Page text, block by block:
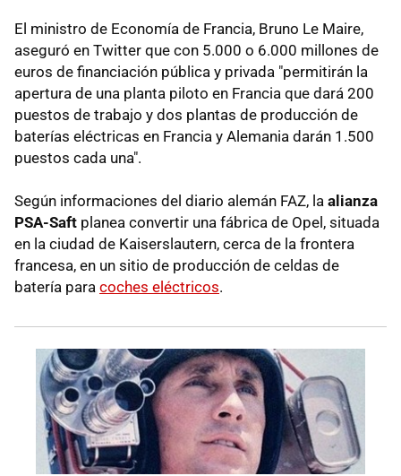
El ministro de Economía de Francia, Bruno Le Maire,
aseguró en Twitter que con 5.000 o 6.000 millones de
euros de financiación pública y privada "permitirán la
apertura de una planta piloto en Francia que dará 200
puestos de trabajo y dos plantas de producción de
baterías eléctricas en Francia y Alemania darán 1.500
puestos cada una".
Según informaciones del diario alemán FAZ, la alianza
PSA-Saft planea convertir una fábrica de Opel, situada
en la ciudad de Kaiserslautern, cerca de la frontera
francesa, en un sitio de producción de celdas de
batería para coches eléctricos.